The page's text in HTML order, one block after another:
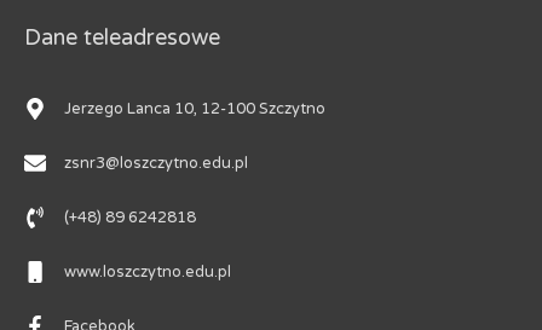
Dane teleadresowe
Jerzego Lanca 10, 12-100 Szczytno
zsnr3@loszczytno.edu.pl
(+48) 89 6242818
www.loszczytno.edu.pl
Facebook